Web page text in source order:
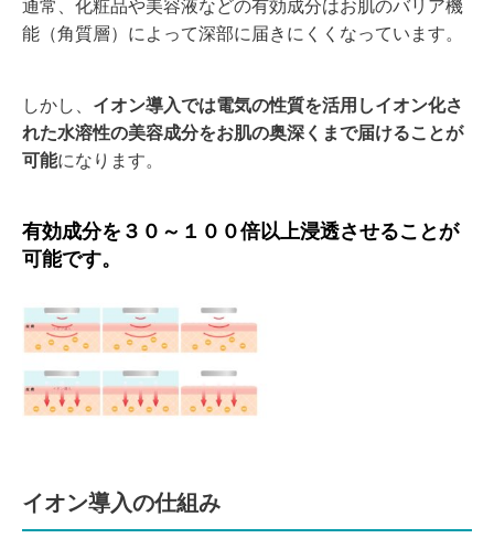
通常、化粧品や美容液などの有効成分はお肌のバリア機
能（角質層）によって深部に届きにくくなっています。
しかし、 イオン導入では電気の性質を活用しイオン化さ
れた水溶性の美容成分をお肌の奥深くまで届けることが
可能になります。
有効成分を３０～１００倍以上浸透させることが
可能です。
イオン導入の仕組み